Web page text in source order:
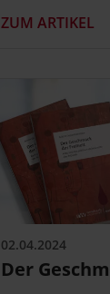
ZUM ARTIKEL
02.04.2024
Der